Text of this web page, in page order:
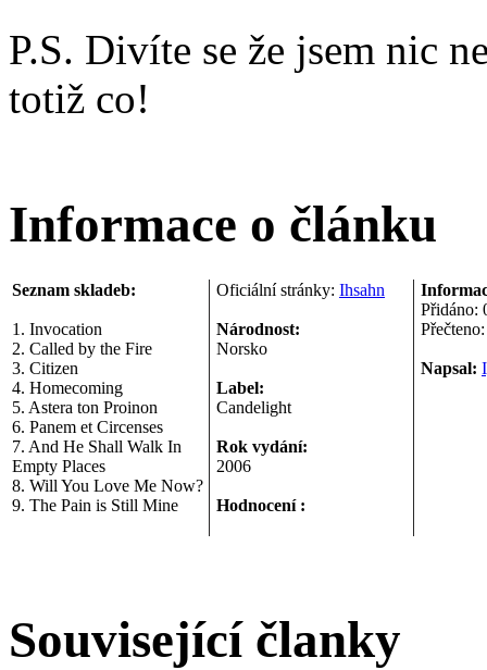
P.S. Divíte se že jsem nic
totiž co!
Informace o článku
Seznam skladeb:
1. Invocation
2. Called by the Fire
3. Citizen
4. Homecoming
5. Astera ton Proinon
6. Panem et Circenses
7. And He Shall Walk In
Empty Places
8. Will You Love Me Now?
9. The Pain is Still Mine
Oficiální stránky: Ihsahn
Národnost:
Norsko
Label:
Candelight
Rok vydání:
2006
Hodnocení :
Přidáno:
Napsal:
Související članky